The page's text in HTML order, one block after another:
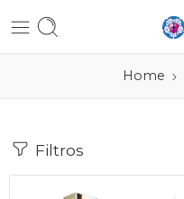
Home
Filtros